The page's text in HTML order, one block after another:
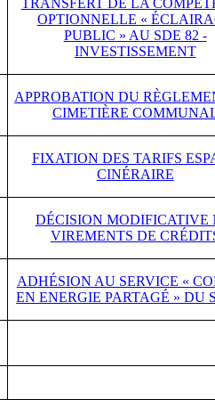
OPTIONNELLE «
PUBLIC » AU SDE 82 -
INVESTISSEMENT
APPROBATION DU
CIMETIÈRE
FIXATION DES TARIFS
CINÉRAIRE
DÉCISION MODIFICATIVE
VIREMENTS DE
ADHÉSION AU SERVICE «
EN ENERGIE PARTAGÉ » DU